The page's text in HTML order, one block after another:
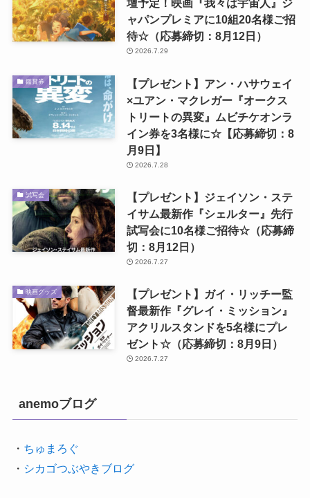
壇予定！映画『我々は宇宙人』ジ
ャパンプレミアに10組20名様ご招
待☆（応募締切：8月12日）
2026.7.29
鑑賞券
【プレゼント】アン・ハサウェイ
×ユアン・マクレガー『オークス
トリートの異変』ムビチケオンラ
イン券を3名様に☆【応募締切：8
月9日】
2026.7.28
試写会
【プレゼント】ジェイソン・ステ
イサム最新作『シェルター』先行
試写会に10名様ご招待☆（応募締
切：8月12日）
2026.7.27
映画グッズ
【プレゼント】ガイ・リッチー監
督最新作『グレイ・ミッション』
アクリルスタンドを5名様にプレ
ゼント☆（応募締切：8月9日）
2026.7.27
anemoブログ
・ ちゅまろぐ
・ シカゴつぶやきブログ